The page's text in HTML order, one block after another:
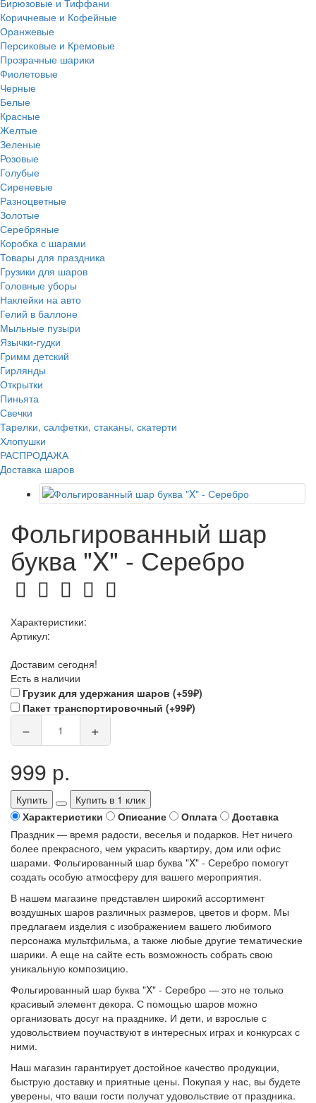
Коричневые и Кофейные
Оранжевые
Персиковые и Кремовые
Прозрачные шарики
Фиолетовые
Черные
Белые
Красные
Желтые
Зеленые
Розовые
Голубые
Сиреневые
Разноцветные
Золотые
Серебряные
Коробка с шарами
Товары для праздника
Грузики для шаров
Головные уборы
Наклейки на авто
Гелий в баллоне
Мыльные пузыри
Язычки-гудки
Гримм детский
Гирлянды
Открытки
Пиньята
Свечки
Тарелки, салфетки, стаканы, скатерти
Хлопушки
РАСПРОДАЖА
Доставка шаров
Фольгированный шар
буква "X" - Серебро
Характеристики:
Артикул:
Доставим сегодня!
Есть в наличии
Грузик для удержания шаров (+59₽)
Пакет транспортировочный (+99₽)
− +
999 р.
Купить
Купить в 1 клик
Характеристики
Описание Оплата
Доставка
Праздник — время радости, веселья и подарков. Нет ничего
более прекрасного, чем украсить квартиру, дом или офис
шарами. Фольгированный шар буква "X" - Серебро помогут
создать особую атмосферу для вашего мероприятия.
В нашем магазине представлен широкий ассортимент
воздушных шаров различных размеров, цветов и форм. Мы
предлагаем изделия с изображением вашего любимого
персонажа мультфильма, а также любые другие тематические
шарики. А еще на сайте есть возможность собрать свою
уникальную композицию.
Фольгированный шар буква "X" - Серебро — это не только
красивый элемент декора. С помощью шаров можно
организовать досуг на празднике. И дети, и взрослые с
удовольствием поучаствуют в интересных играх и конкурсах с
ними.
Наш магазин гарантирует достойное качество продукции,
быструю доставку и приятные цены. Покупая у нас, вы будете
уверены, что ваши гости получат удовольствие от праздника.